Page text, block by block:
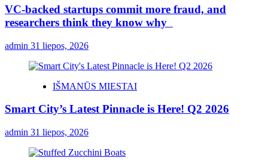
VC-backed startups commit more fraud, and
researchers think they know why
admin 31 liepos, 2026
IŠMANŪS MIESTAI
Smart City’s Latest Pinnacle is Here! Q2 2026
admin 31 liepos, 2026